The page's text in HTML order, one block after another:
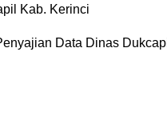
Kab. Kerinci
Data Dinas